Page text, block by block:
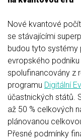
Nové kvantové
se stávajícími
budou tyto
evropského
spolufinancovány z
programu Digitální
účastnických států.
až 50 % celkových
plánovanou
Přesné podmínky